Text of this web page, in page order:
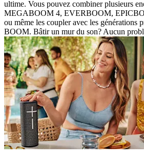
ultime. Vous pouvez combiner plusieurs
MEGABOOM 4, EVERBOOM,
ou même les coupler avec les générations
BOOM. Bâtir un mur du son? Aucun